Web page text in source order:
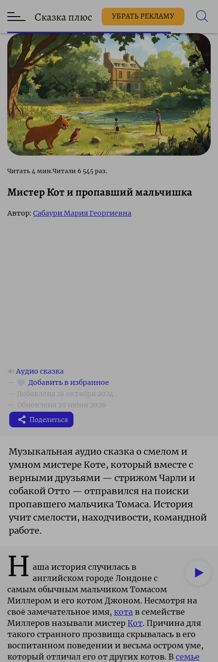
Сказка плюс УБРАТЬ РЕКЛАМУ
6 545 раз.
Мистер Кот и пропавший мальчишка
Автор: Сабаури Мария Георгиевна
🔊 Аудио сказка
Поделиться
Музыкальная аудио сказка о смелом и
умном мистере Коте, который вместе с
верными друзьями — стрижом Чарли и
собакой Отто — отправился на поиски
пропавшего мальчика Томаса. История
учит смелости, находчивости, командной
работе.
Н аша история случилась в
английском городе Лондоне с
самым обычным мальчиком Томасом
Миллером и его котом Джоном. Несмотря на
своë замечательное имя, кота в семействе
Миллеров называли мистер Кот. Причина для
такого странного прозвища скрывалась в его
воспитанном поведении и весьма остром уме,
который отличал его от других котов. В семье